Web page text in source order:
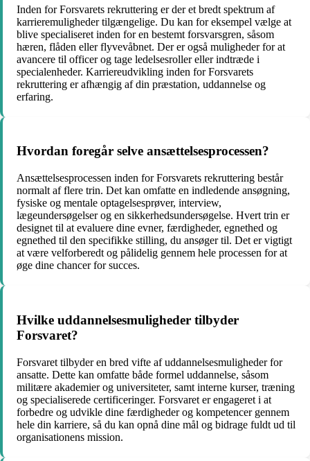
Inden for Forsvarets rekruttering er der et bredt spektrum af
karrieremuligheder tilgængelige. Du kan for eksempel vælge at
blive specialiseret inden for en bestemt forsvarsgren, såsom
hæren, flåden eller flyvevåbnet. Der er også muligheder for at
avancere til officer og tage ledelsesroller eller indtræde i
specialenheder. Karriereudvikling inden for Forsvarets
rekruttering er afhængig af din præstation, uddannelse og
erfaring.
Hvordan foregår selve ansættelsesprocessen?
Ansættelsesprocessen inden for Forsvarets rekruttering består
normalt af flere trin. Det kan omfatte en indledende ansøgning,
fysiske og mentale optagelsesprøver, interview,
lægeundersøgelser og en sikkerhedsundersøgelse. Hvert trin er
designet til at evaluere dine evner, færdigheder, egnethed og
egnethed til den specifikke stilling, du ansøger til. Det er vigtigt
at være velforberedt og pålidelig gennem hele processen for at
øge dine chancer for succes.
Hvilke uddannelsesmuligheder tilbyder
Forsvaret?
Forsvaret tilbyder en bred vifte af uddannelsesmuligheder for
ansatte. Dette kan omfatte både formel uddannelse, såsom
militære akademier og universiteter, samt interne kurser, træning
og specialiserede certificeringer. Forsvaret er engageret i at
forbedre og udvikle dine færdigheder og kompetencer gennem
hele din karriere, så du kan opnå dine mål og bidrage fuldt ud til
organisationens mission.